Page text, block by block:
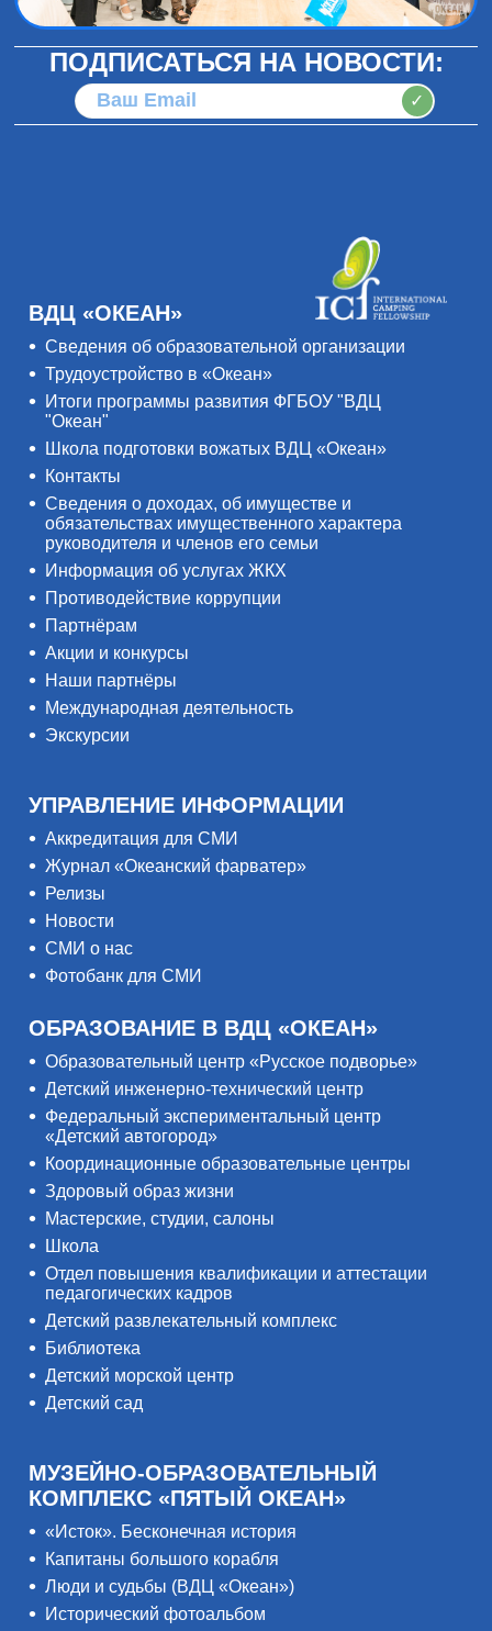
ПОДПИСАТЬСЯ НА НОВОСТИ:
✓
ВДЦ «ОКЕАН»
Сведения об образовательной организации
Трудоустройство в «Океан»
Итоги программы развития ФГБОУ "ВДЦ
"Океан"
Школа подготовки вожатых ВДЦ «Океан»
Контакты
Сведения о доходах, об имуществе и
обязательствах имущественного характера
руководителя и членов его семьи
Информация об услугах ЖКХ
Противодействие коррупции
Партнёрам
Акции и конкурсы
Наши партнёры
Международная деятельность
Экскурсии
УПРАВЛЕНИЕ ИНФОРМАЦИИ
Аккредитация для СМИ
Журнал «Океанский фарватер»
Релизы
Новости
СМИ о нас
Фотобанк для СМИ
ОБРАЗОВАНИЕ В ВДЦ «ОКЕАН»
Образовательный центр «Русское подворье»
Детский инженерно-технический центр
Федеральный экспериментальный центр
«Детский автогород»
Координационные образовательные центры
Здоровый образ жизни
Мастерские, студии, салоны
Школа
Отдел повышения квалификации и аттестации
педагогических кадров
Детский развлекательный комплекс
Библиотека
Детский морской центр
Детский сад
МУЗЕЙНО-ОБРАЗОВАТЕЛЬНЫЙ
КОМПЛЕКС «ПЯТЫЙ ОКЕАН»
«Исток». Бесконечная история
Капитаны большого корабля
Люди и судьбы (ВДЦ «Океан»)
Исторический фотоальбом